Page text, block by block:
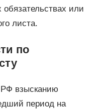
или
листа.
по
РФ взысканию
период на